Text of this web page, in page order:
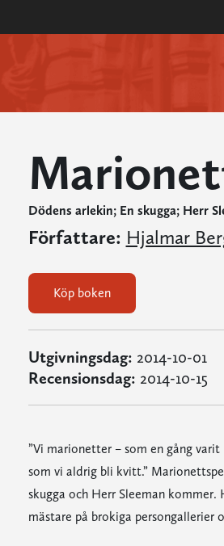
Dödens arlekin; En skugga; Herr
Författare: Hjalmar
Köp boken
Utgivningsdag: 2014-10-01
Recensionsdag: 2014-10-15
”Vi marionetter – som en gång
som vi aldrig bli kvitt.”
skugga och Herr Sleeman kommer.
mästare på brokiga persongallerier